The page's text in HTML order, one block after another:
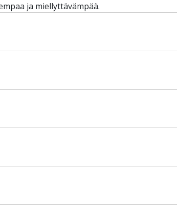
ja miellyttävämpää.